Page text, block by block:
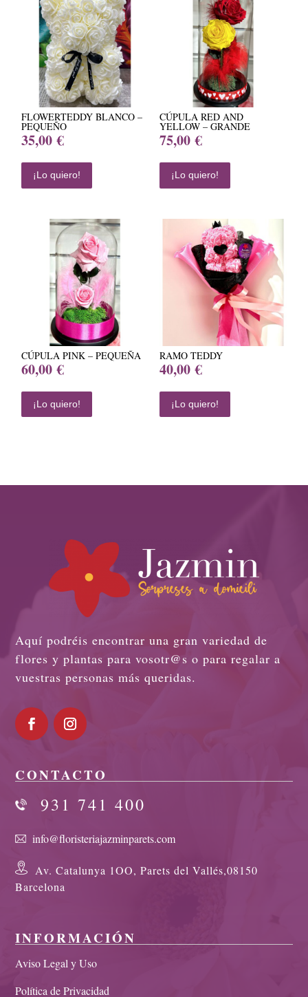
FLOWERTEDDY BLANCO –
PEQUEÑO
35,00€
¡Lo quiero!
CÚPULA RED AND
YELLOW – GRANDE
75,00€
¡Lo quiero!
CÚPULA PINK – PEQUEÑA
60,00€
¡Lo quiero!
RAMO TEDDY
40,00€
¡Lo quiero!
Aquí podréis encontrar una gran variedad de
flores y plantas para vosotr@s o para regalar a
vuestras personas más queridas.
CONTACTO
931 741 400
info@floristeriajazminparets.com
Av. Catalunya 1OO, Parets del Vallés,08150
Barcelona
INFORMACIÓN
Aviso Legal y Uso
Política de Privacidad